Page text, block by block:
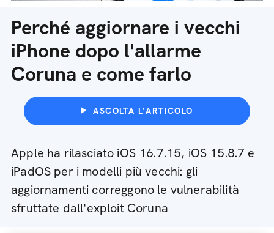
Perché aggiornare i vecchi
iPhone dopo l'allarme
Coruna e come farlo
ASCOLTA L'ARTICOLO
Apple ha rilasciato iOS 16.7.15, iOS 15.8.7 e
iPadOS per i modelli più vecchi: gli
aggiornamenti correggono le vulnerabilità
sfruttate dall'exploit Coruna